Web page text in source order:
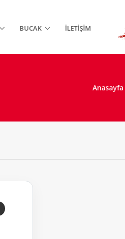
BUCAK İLETIŞIM
Anasayfa